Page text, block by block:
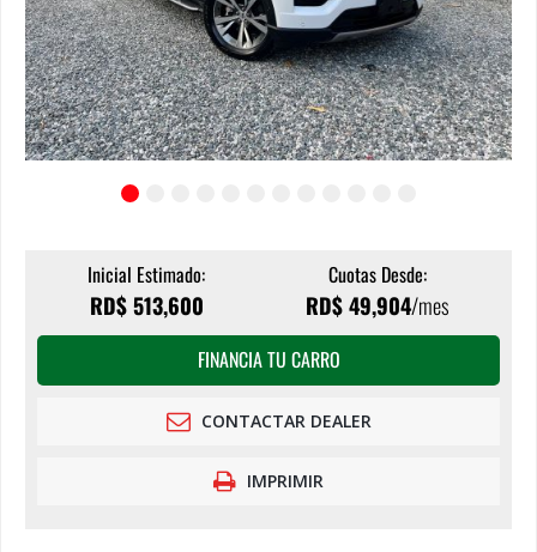
Inicial Estimado:
RD$513,600
Cuotas Desde:
RD$49,904/mes
FINANCIA TU CARRO
CONTACTAR DEALER
IMPRIMIR